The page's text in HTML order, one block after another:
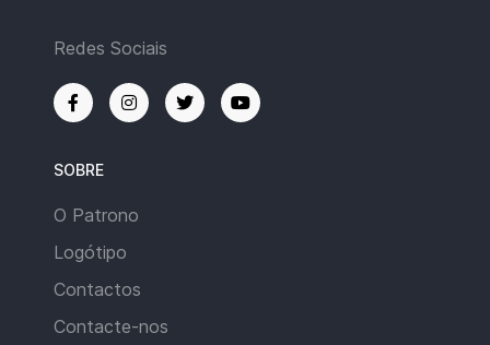
Redes Sociais
SOBRE
O Patrono
Logótipo
Contactos
Contacte-nos